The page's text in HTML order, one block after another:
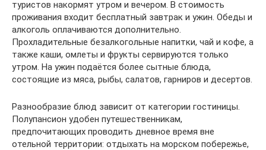
туристов накормят утром и вечером. В стоимость
проживания входит бесплатный завтрак и ужин. Обеды и
алкоголь оплачиваются дополнительно.
Прохладительные безалкогольные напитки, чай и кофе, а
также каши, омлеты и фрукты сервируются только
утром. На ужин подаётся более сытные блюда,
состоящие из мяса, рыбы, салатов, гарниров и десертов.
Разнообразие блюд зависит от категории гостиницы.
Полупансион удобен путешественникам,
предпочитающих проводить дневное время вне
отельной территории: отдыхать на морском побережье,